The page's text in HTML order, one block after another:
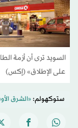
السويد ترى أن أزمة
على الإطلاق» (إكس)
ستوكهولم:«الشرق